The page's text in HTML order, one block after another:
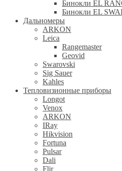
Бинокли EL
Бинокли EL
Дальномеры
ARKON
Leica
Rangemaster
Geovid
Swarovski
Sig Sauer
Kahles
Тепловизионные приборы
Longot
Venox
ARKON
IRay
Hikvision
Fortuna
Pulsar
Dali
Flir